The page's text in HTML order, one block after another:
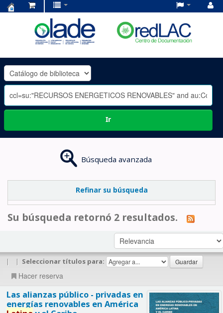
OLADE
-
Ir
Búsqueda avanzada
Refinar su búsqueda
Su búsqueda retornó 2 resultados.
| | Seleccionar títulos para:
Hacer reserva
Las alianzas público - privadas en
energías renovables en América